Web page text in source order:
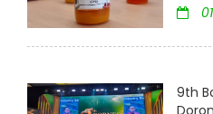
9th